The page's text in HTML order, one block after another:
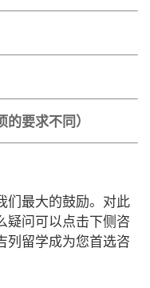
的要求不同）
们最大的鼓励。对此
疑问可以点击下侧咨
列留学成为您首选咨